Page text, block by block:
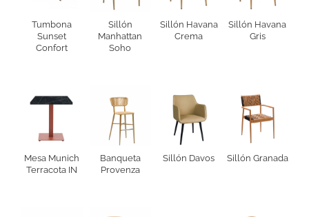
Tumbona
Sunset
Confort
Sillón
Manhattan
Soho
Sillón Havana
Crema
Sillón Havana
Gris
Mesa Munich
Terracota IN
Banqueta
Provenza
Sillón Davos Sillón Granada